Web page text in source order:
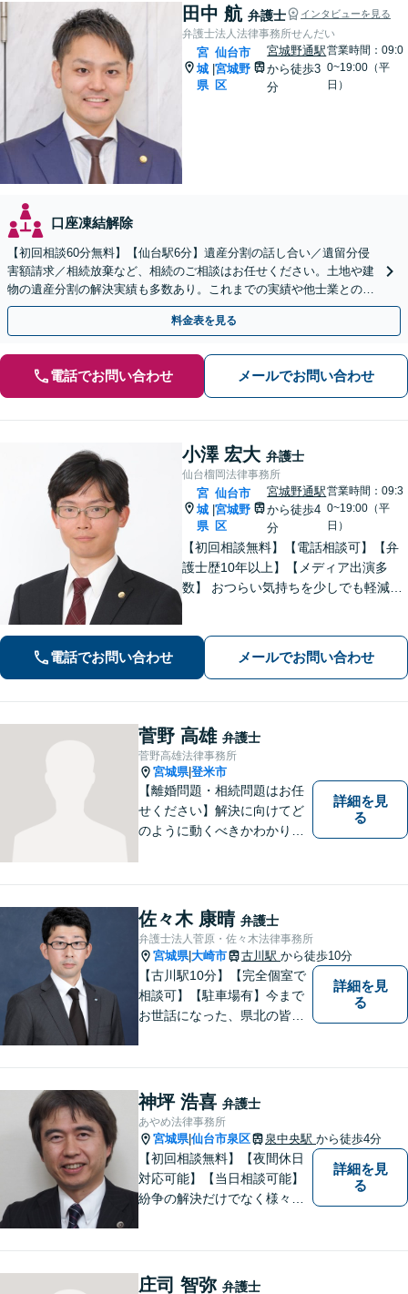
田中 航 弁護士 インタビューを見る
弁護士法人法律事務所せんだい
宮
城
県
|
仙台市
宮城野
区
宮城野通駅
から徒歩3
分
営業時間：09:0
0~19:00（平
日）
口座凍結解除
【初回相談60分無料】【仙台駅6分】遺産分割の話し合い／遺留分侵
害額請求／相続放棄など、相続のご相談はお任せください。土地や建
物の遺産分割の解決実績も多数あり。これまでの実績や他士業との連
携を活かし、ご意向に沿う有利な解決を目指します
料金表を見る
電話でお問い合わせ メールでお問い合わせ
小澤 宏大 弁護士
仙台榴岡法律事務所
宮
城
県
|
仙台市
宮城野
区
宮城野通駅
から徒歩4
分
営業時間：09:3
0~19:00（平
日）
【初回相談無料】【電話相談可】【弁
護士歴10年以上】【メディア出演多
数】 おつらい気持ちを少しでも軽減し
用は契約前に分かりやすくご説明しま
す。一度ご相談ください【夜間・休日
電話でお問い合わせ メールでお問い合わせ
菅野 高雄 弁護士
菅野高雄法律事務所
宮城県|登米市
【離婚問題・相続問題はお任
せください】解決に向けてど
のように動くべきかわかりや
夜間・休日対応可】お早めの
ご相談が、納得のいく解決へ
の第一歩です。
詳細を見
る
佐々木 康晴 弁護士
弁護士法人菅原・佐々木法律事務所
宮城県|大崎市 古川駅 から徒歩10分
【古川駅10分】【完全個室で
相談可】【駐車場有】今まで
お世話になった、県北の皆さ
ら、お気軽にお声がけくださ
い。
詳細を見
る
神坪 浩喜 弁護士
あやめ法律事務所
宮城県|仙台市泉区 泉中央駅 から徒歩4分
【初回相談無料】【夜間休日
対応可能】【当日相談可能】
紛争の解決だけでなく様々な
是非一度ご相談ください。
詳細を見
る
庄司 智弥 弁護士